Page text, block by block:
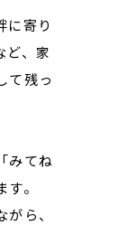
に寄り
ど、家
て残っ
みてね
。
ら、